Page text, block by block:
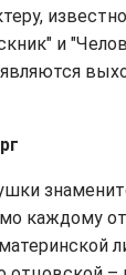
и
каждому